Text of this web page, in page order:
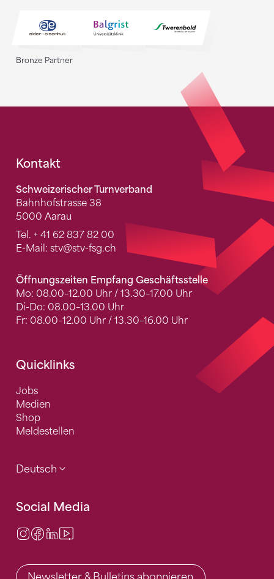
Bronze Partner
Fusszeile
Kontakt
Schweizerischer Turnverband
Bahnhofstrasse 38
5000 Aarau
Tel. + 41 62 837 82 00
E-Mail: stv@stv-fsg.ch
Öffnungszeiten Empfang Geschäftsstelle
Mo: 08.00–12.00 Uhr / 13.30–17.00 Uhr
Di-Do: 08.00–13.00 Uhr
Fr: 08.00–12.00 Uhr / 13.30–16.00 Uhr
Quicklinks
Jobs
Medien
Shop
Meldestellen
Deutsch
Social Media
Instagram
Facebook
LinkedIn